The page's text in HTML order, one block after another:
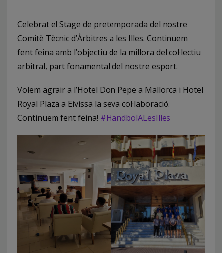
Celebrat el Stage de pretemporada del nostre
Comitè Tècnic d’Àrbitres a les Illes. Continuem
fent feina amb l’objectiu de la millora del col·lectiu
arbitral, part fonamental del nostre esport.
Volem agrair a l’Hotel Don Pepe a Mallorca i Hotel
Royal Plaza a Eivissa la seva col·laboració.
Continuem fent feina! #HandbolALesIlles